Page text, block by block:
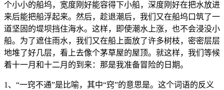
个小小的船坞，宽度刚好能容得下小船，深度刚好在把水放进
来后能把船浮起来。然后，趁退潮后，我们又在船坞口筑了一
道坚固的堤坝挡住海水。这样，即使潮水上涨，也不会浸没小
船。为了遮住雨水，我们又在船上面放了许多树枝，密密层层
地堆了好几层，看上去像个茅草屋的屋顶。就这样，我们等候
着十一月和十二月的到来：那是我准备冒险的日期。
1、“一窍不通”是比喻，其中“窍”的意思是。这个词语的反义